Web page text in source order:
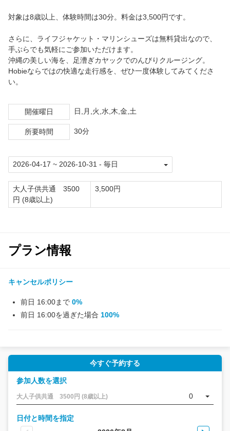
対象は8歳以上、体験時間は30分。料金は3,500円です。
さらに、ライフジャケット・マリンシューズは無料貸出なので、
手ぶらでも気軽にご参加いただけます。
沖縄の美しい海を、足漕ぎカヤックでのんびりクルージング。
Hobieならではの快適な走行感を、ぜひ一度体験してみてくださ
い。
開催曜日 日,月,火,水,木,金,土
所要時間 30分
大人子供共通 3500
円 (8歳以上)
3,500円
プラン情報
キャンセルポリシー
前日 16:00まで 0%
前日 16:00を過ぎた場合 100%
今すぐ予約する
参加人数を選択
大人子供共通 3500円 (8歳以上) 0
日付と時間を指定